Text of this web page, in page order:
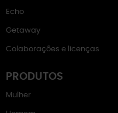
Echo
Getaway
Colaborações e licenças
PRODUTOS
Mulher